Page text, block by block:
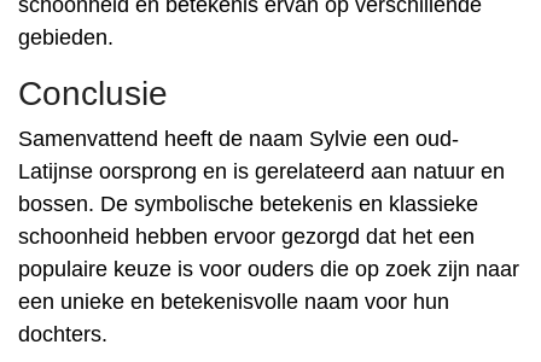
schoonheid en betekenis ervan op verschillende
gebieden.
Conclusie
Samenvattend heeft de naam Sylvie een oud-
Latijnse oorsprong en is gerelateerd aan natuur en
bossen. De symbolische betekenis en klassieke
schoonheid hebben ervoor gezorgd dat het een
populaire keuze is voor ouders die op zoek zijn naar
een unieke en betekenisvolle naam voor hun
dochters.